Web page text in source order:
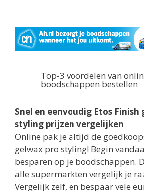
Top-3 voordelen van
boodschappen bestellen
Snel en eenvoudig Etos Finish
styling prijzen vergelijken
Online pak je altijd de
gelwax pro styling! Begin
besparen op je boodschappen.
alle supermarkten vergelijk je
Vergelijk zelf, en bespaar vele